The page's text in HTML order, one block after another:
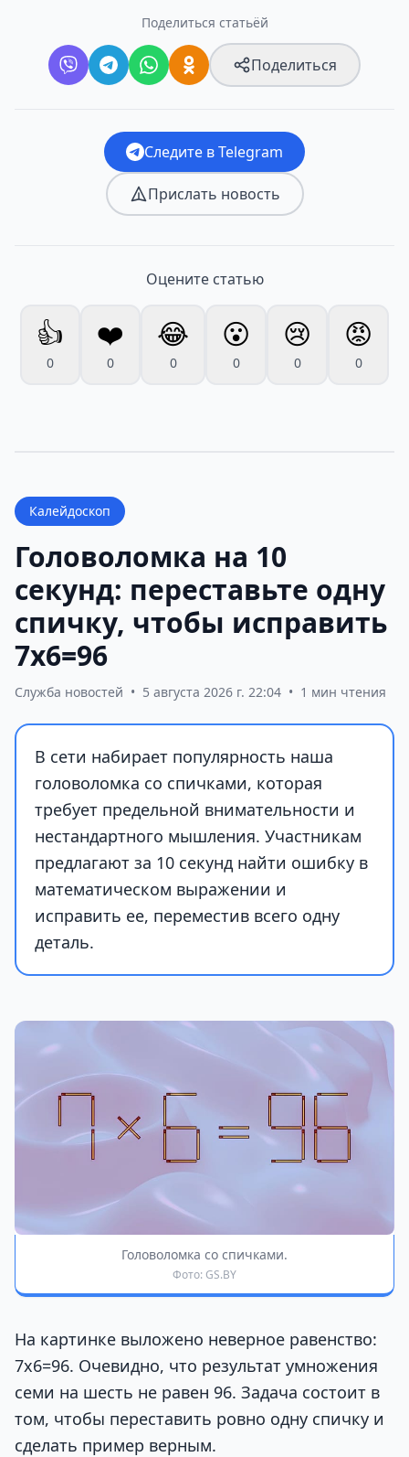
Поделиться статьёй
Поделиться
Следите в Telegram
Прислать новость
Оцените статью
👍
0
❤️
0
😂
0
😮
0
😢
0
😡
0
Калейдоскоп
Головоломка на 10
секунд: переставьте одну
спичку, чтобы исправить
7х6=96
Служба новостей • 5 августа 2026 г. 22:04 • 1 мин чтения
В сети набирает популярность наша
головоломка со спичками, которая
требует предельной внимательности и
нестандартного мышления. Участникам
предлагают за 10 секунд найти ошибку в
математическом выражении и
исправить ее, переместив всего одну
деталь.
Головоломка со спичками.
Фото: GS.BY
На картинке выложено неверное равенство:
7х6=96. Очевидно, что результат умножения
семи на шесть не равен 96. Задача состоит в
том, чтобы переставить ровно одну спичку и
сделать пример верным.